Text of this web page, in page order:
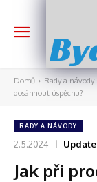
Domů Rady a návody
dosáhnout úspěchu?
RADY A NÁVODY
2.5.2024
Jak při